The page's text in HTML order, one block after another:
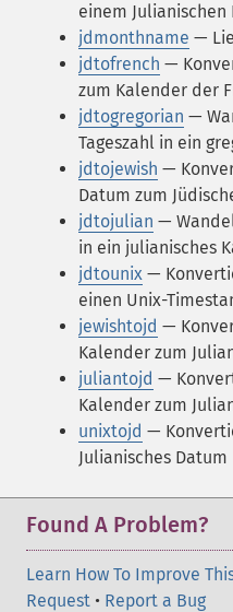
einem Julianischen
jdmonthname —
jdtofrench —
zum Kalender der
jdtogregorian —
Tageszahl in ein
jdtojewish —
Datum zum
jdtojulian —
in ein julianisches
jdtounix —
einen Unix-
jewishtojd —
Kalender zum
juliantojd —
Kalender zum
unixtojd —
Julianisches Datum
Found A Problem?
Learn How To Improve
Request • Report a Bug